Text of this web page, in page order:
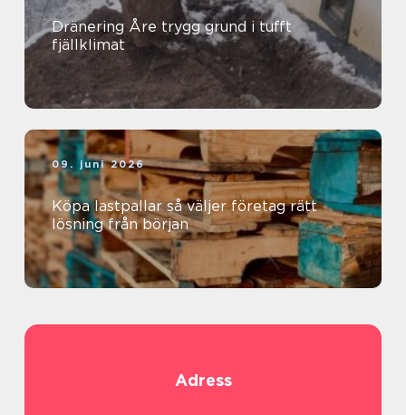
Dränering Åre trygg grund i tufft
fjällklimat
09. juni 2026
Köpa lastpallar så väljer företag rätt
lösning från början
Adress